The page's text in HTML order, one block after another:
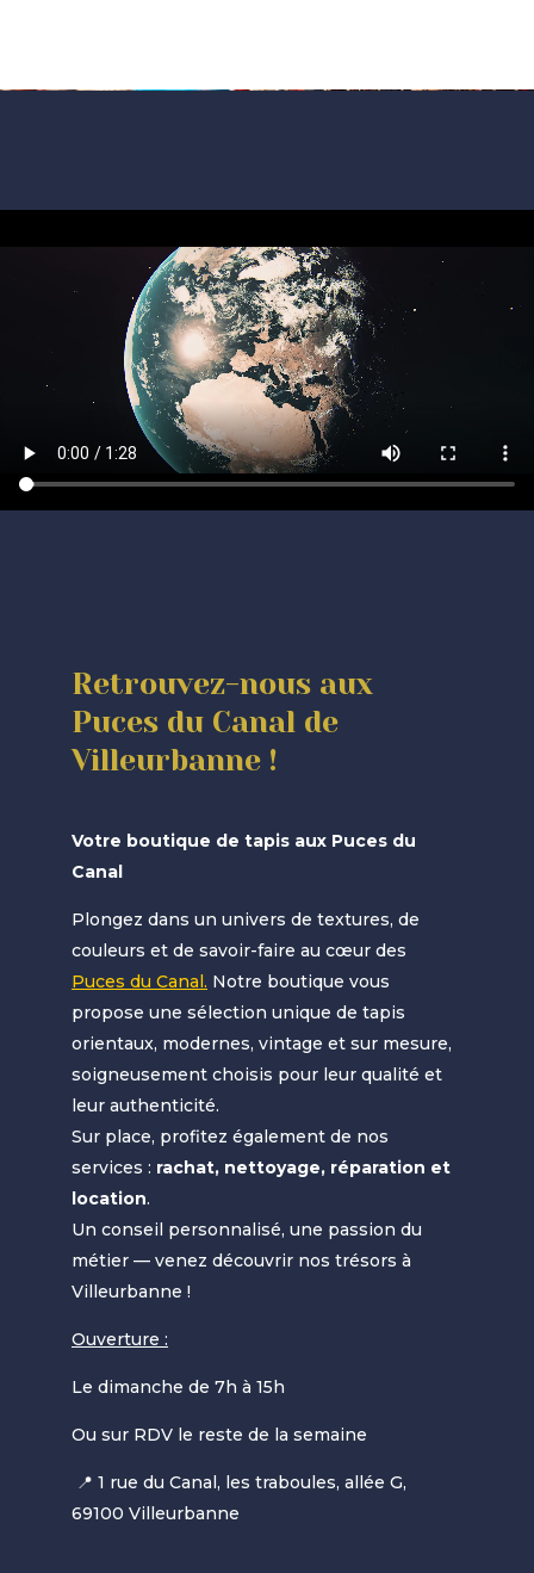
Retrouvez-nous aux
Puces du Canal de
Villeurbanne !
Votre boutique de tapis aux Puces du
Canal
Plongez dans un univers de textures, de
couleurs et de savoir-faire au cœur des
Puces du Canal. Notre boutique vous
propose une sélection unique de tapis
orientaux, modernes, vintage et sur mesure,
soigneusement choisis pour leur qualité et
leur authenticité.
Sur place, profitez également de nos
services : rachat, nettoyage, réparation et
location.
Un conseil personnalisé, une passion du
métier — venez découvrir nos trésors à
Villeurbanne !
Ouverture :
Le dimanche de 7h à 15h
Ou sur RDV le reste de la semaine
📍 1 rue du Canal, les traboules, allée G,
69100 Villeurbanne